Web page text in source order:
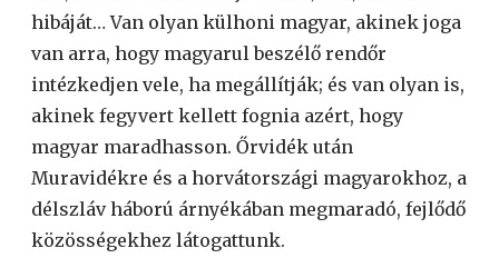
hibáját… Van olyan külhoni magyar, akinek joga
van arra, hogy magyarul beszélő rendőr
intézkedjen vele, ha megállítják; és van olyan is,
akinek fegyvert kellett fognia azért, hogy
magyar maradhasson. Őrvidék után
Muravidékre és a horvátországi magyarokhoz, a
délszláv háború árnyékában megmaradó, fejlődő
közösségekhez látogattunk.